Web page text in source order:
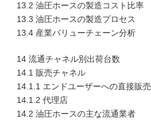
13.2 油圧ホースの製造コスト比率
13.3 油圧ホースの製造プロセス
13.4 産業バリューチェーン分析
14 流通チャネル別出荷台数
14.1 販売チャネル
14.1.1 エンドユーザーへの直接販売
14.1.2 代理店
14.2 油圧ホースの主な流通業者